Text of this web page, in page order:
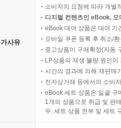
사유
소비자의 요청에 따라 개별
디지털 컨텐츠인 eBook,
eBook 대여 상품은 대여 기
모바일 쿠폰 등록 후 취소/
중고상품이 구매확정(자동
LP상품의 재생 불량 원인
시간의 경과에 의해 재판매
전자상거래 등에서의 소비
eBook 세트 상품은 일괄 구
1개의 상품으로 취급 및 판
우, 세트 상품 전부 및 세트